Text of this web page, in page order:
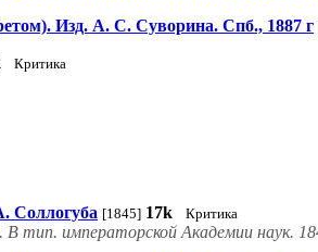
Изд. А. С. Суворина. Спб., 1887 г
Критика
Соллогуба [1845] 17k Критика
тип. императорской Академии наук.